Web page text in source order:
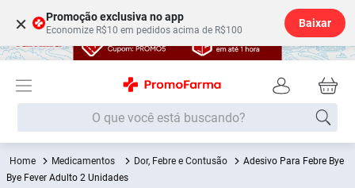
× Promoção exclusiva no app
Economize R$10 em pedidos acima de R$100
Baixar
O que você está buscando?
Medicamentos Dor, Febre e Contusão
Adesivo Para Febre Bye
Bye Fever Adulto 2 Unidades
1º Fralda